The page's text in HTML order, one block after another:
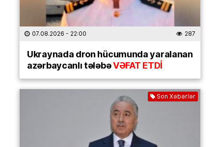
07.08.2026 - 22:00 287
Ukraynada dron hücumunda yaralanan
azərbaycanlı tələbəVƏFAT ETDİ
Son Xəbərlər